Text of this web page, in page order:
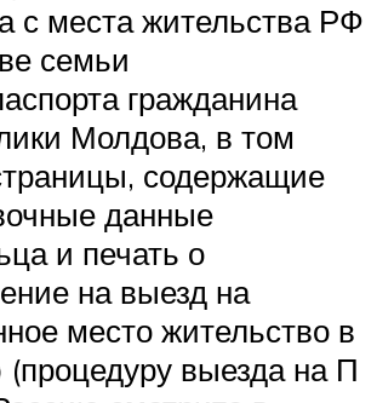
с места жительства РФ
семьи
гражданина
Молдова, в том
содержащие
данные
и печать о
на выезд на
место жительство в
выезда на П